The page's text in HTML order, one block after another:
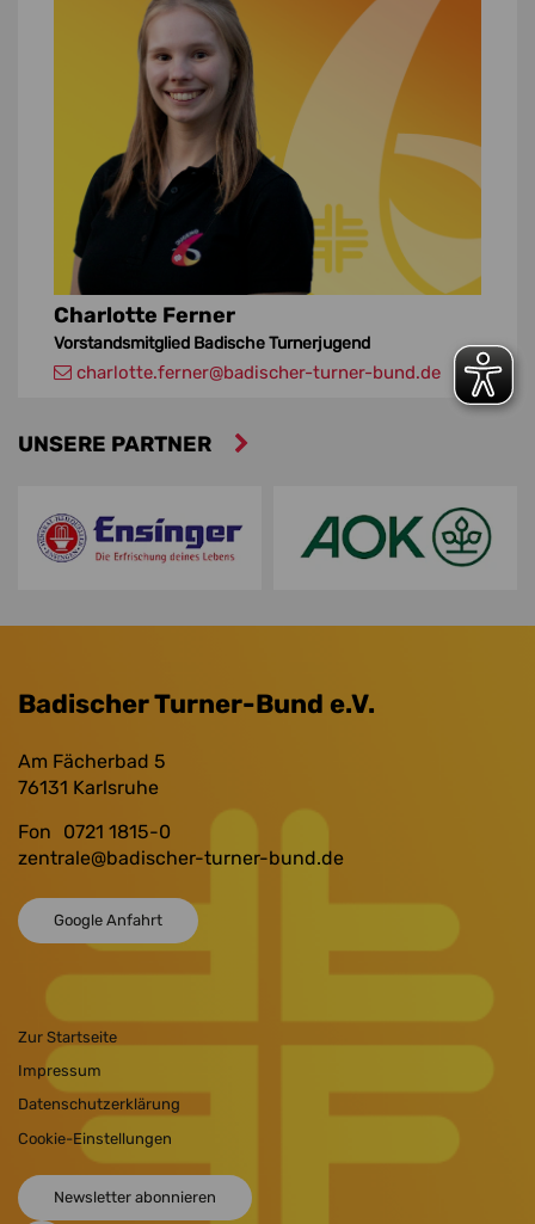
Charlotte Ferner
Vorstandsmitglied Badische Turnerjugend
charlotte.ferner@badischer-turner-bund.de
UNSERE PARTNER
Badischer Turner-Bund e.V.
Am Fächerbad 5
76131 Karlsruhe
Fon
0721 1815-0
zentrale@badischer-turner-bund.de
Google Anfahrt
Zur Startseite
Impressum
Datenschutzerklärung
Cookie-Einstellungen
Newsletter abonnieren